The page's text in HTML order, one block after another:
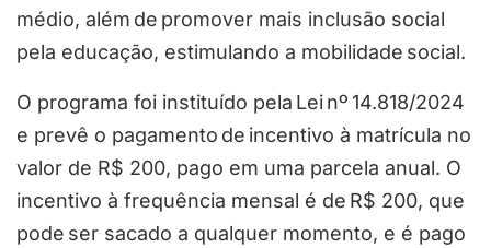
médio, além de promover mais inclusão social
pela educação, estimulando a mobilidade social.
O programa foi instituído pela Lei nº 14.818/2024
e prevê o pagamento de incentivo à matrícula no
valor de R$ 200, pago em uma parcela anual. O
incentivo à frequência mensal é de R$ 200, que
pode ser sacado a qualquer momento, e é pago